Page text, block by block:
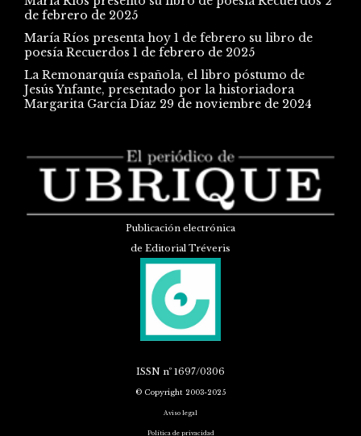
de febrero de 2025
María Ríos presenta hoy 1 de febrero su libro de
poesía Recuerdos 1 de febrero de 2025
La Remonarquía española, el libro póstumo de
Jesús Ynfante, presentado por la historiadora
Margarita García Díaz 29 de noviembre de 2024
Publicación electrónica
de Editorial Tréveris
ISSN nº 1697/0306
© Copyright 2003-2025
Aviso legal
Política de privacidad